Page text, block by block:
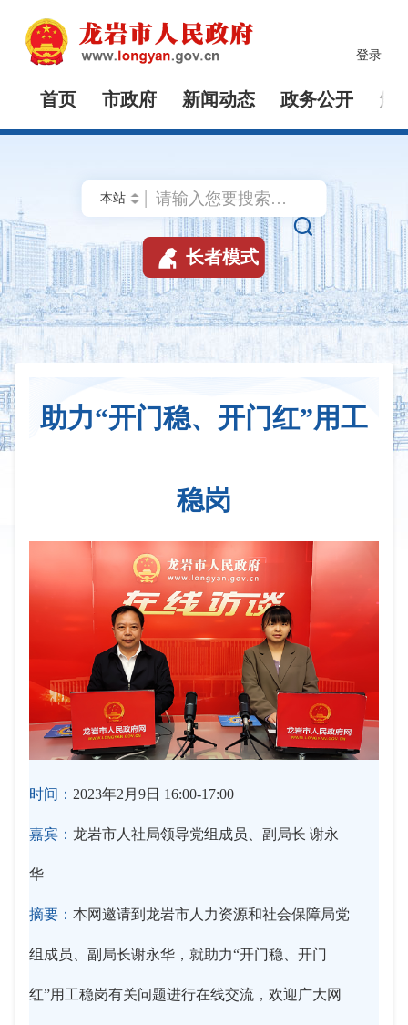
登录
首页 市政府 新闻动态 政务公开 解

 长者模式
助力“开门稳、开门红”用工
稳岗
时间： 2023年2月9日 16:00-17:00
嘉宾： 龙岩市人社局领导党组成员、副局长 谢永
华
摘要： 本网邀请到龙岩市人力资源和社会保障局党
组成员、副局长谢永华，就助力“开门稳、开门
红”用工稳岗有关问题进行在线交流，欢迎广大网